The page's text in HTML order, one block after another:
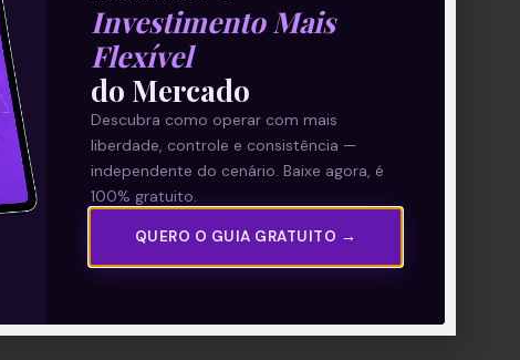
Investimento Mais
Flexível
do Mercado
Descubra como operar com mais
liberdade, controle e consistência —
independente do cenário. Baixe agora, é
100% gratuito.
QUERO O GUIA GRATUITO →